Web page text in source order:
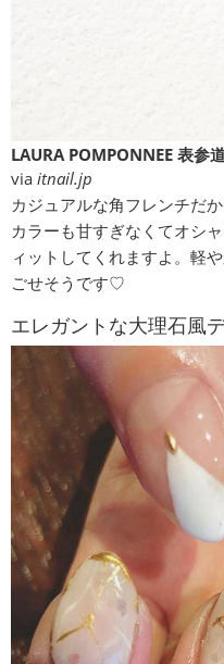
LAURA POMPONNEE 表参
via itnail.jp
カジュアルな角フレンチだ
カラーも甘すぎなくてオシ
ィットしてくれますよ。軽
ごせそうです♡
エレガントな大理石風